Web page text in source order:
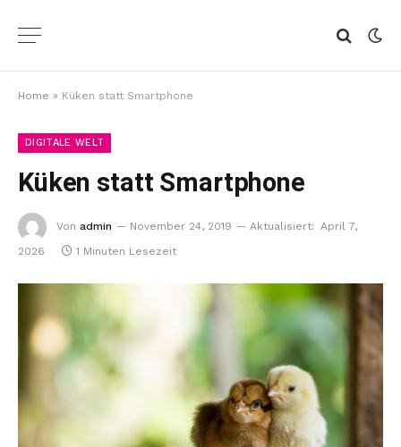
Home » Küken statt Smartphone
DIGITALE WELT
Küken statt Smartphone
Von admin November 24, 2019 Aktualisiert: April 7,
2026
1 Minuten Lesezeit